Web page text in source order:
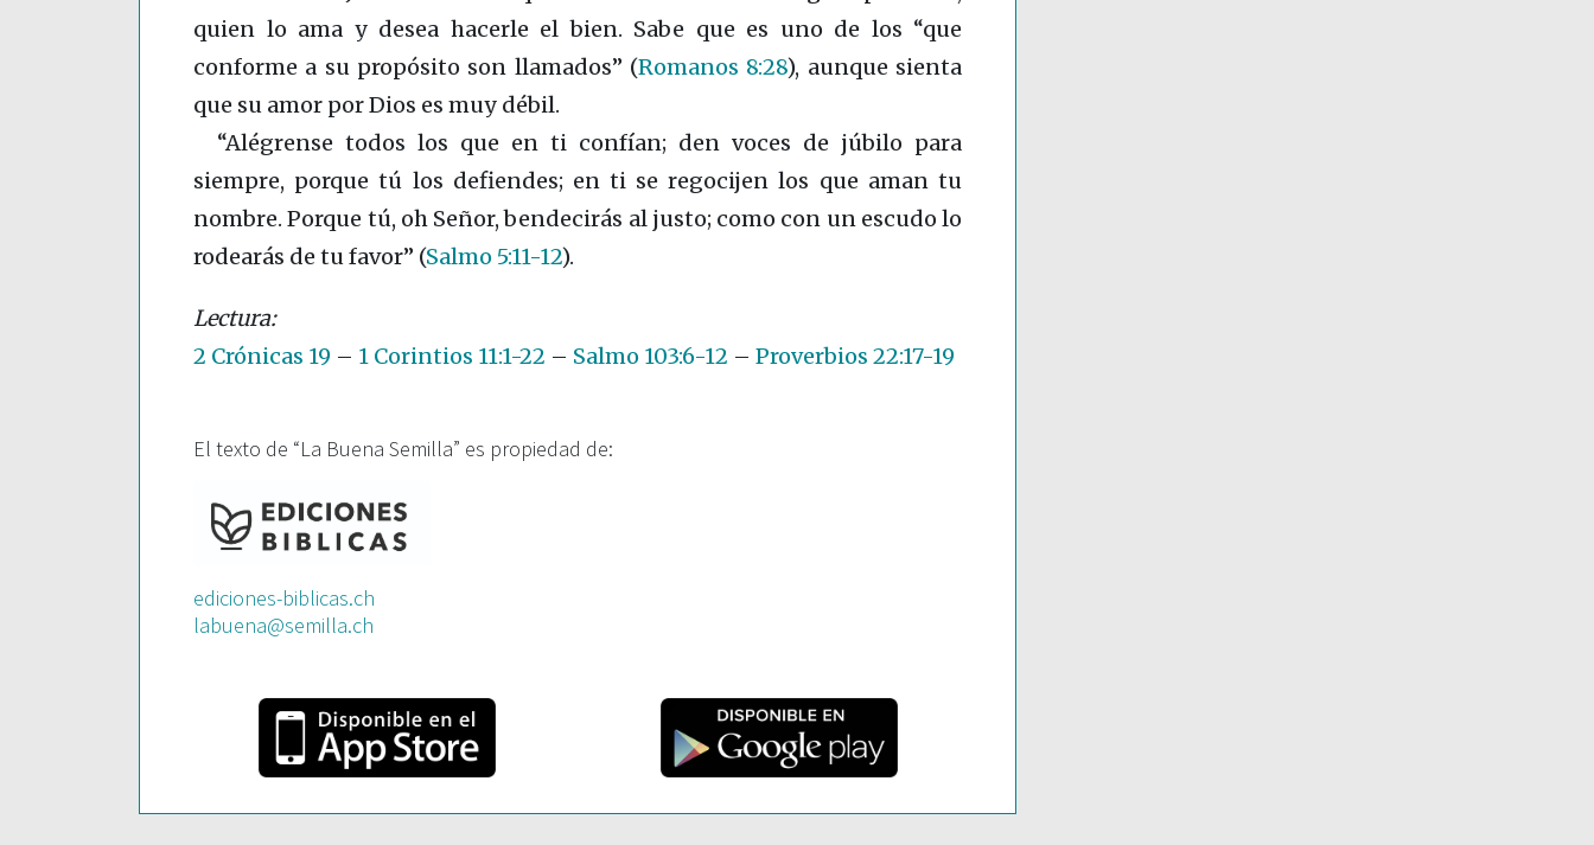
quien lo ama y desea hacerle el bien. Sabe que es uno de los “que
conforme a su propósito son llamados” (Romanos 8:28), aunque sienta
que su amor por Dios es muy débil.
“Alégrense todos los que en ti confían; den voces de júbilo para
siempre, porque tú los defiendes; en ti se regocijen los que aman tu
nombre. Porque tú, oh Señor, bendecirás al justo; como con un escudo lo
rodearás de tu favor” (Salmo 5:11-12).
2 Crónicas 19 – 1 Corintios 11:1-22 – Salmo 103:6-12 – Proverbios 22:17-19
El texto de “La Buena Semilla” es propiedad de:
ediciones-biblicas.ch
labuena@semilla.ch